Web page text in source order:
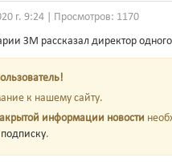
г. 9:24 | Просмотров: 1170
ЗМ рассказал директор
к нашему сайту.
информации новости
подписку.